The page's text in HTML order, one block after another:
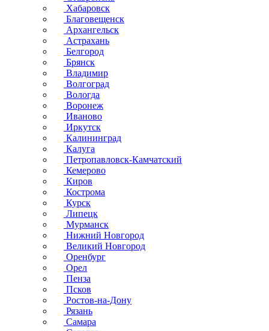
Хабаровск
Благовещенск
Архангельск
Астрахань
Белгород
Брянск
Владимир
Волгоград
Вологда
Воронеж
Иваново
Иркутск
Калининград
Калуга
Петропавловск-Камчатский
Кемерово
Киров
Кострома
Курск
Липецк
Мурманск
Нижний Новгород
Великий Новгород
Оренбург
Орел
Пенза
Псков
Ростов-на-Дону
Рязань
Самара